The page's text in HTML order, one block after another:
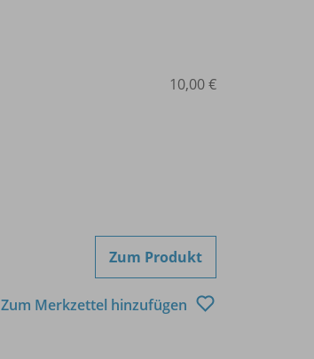
10,00 €
Zum Produkt
Zum Merkzettel hinzufügen